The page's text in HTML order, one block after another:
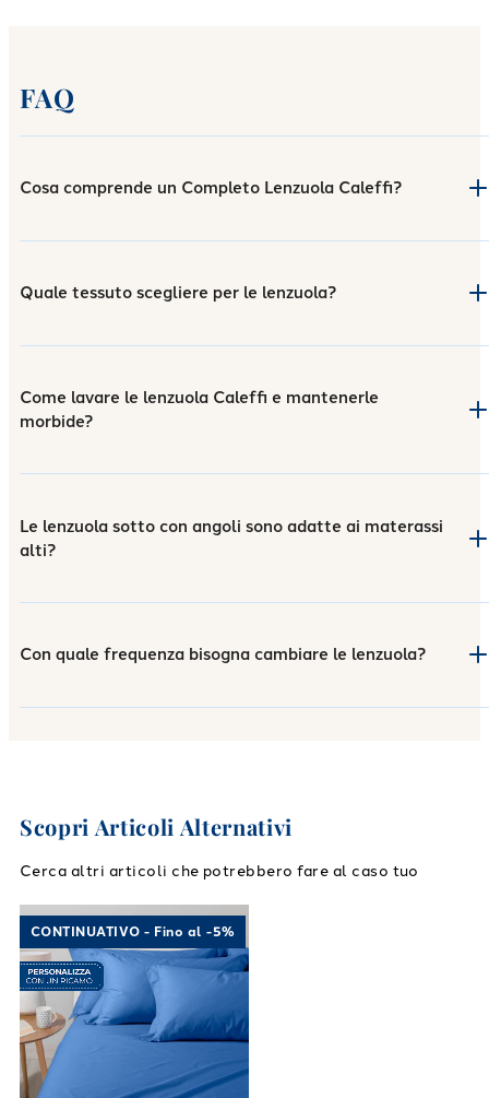
FAQ
Cosa comprende un Completo Lenzuola Caleffi?
Quale tessuto scegliere per le lenzuola?
Come lavare le lenzuola Caleffi e mantenerle
morbide?
Le lenzuola sotto con angoli sono adatte ai materassi
alti?
Con quale frequenza bisogna cambiare le lenzuola?
Scopri Articoli Alternativi
Cerca altri articoli che potrebbero fare al caso tuo
Link to "Completo Lenzuola Cotone tinta
CONTINUATIVO - Fino al -5%